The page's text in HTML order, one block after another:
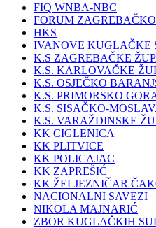
FIQ WNBA-NBC
FORUM
HKS
IVANOVE KUGLAČKE
K.S ZAGREBAČKE
K.S. KARLOVAČKE
K.S. OSJEČKO
K.S. PRIMORSKO
K.S. SISAČKO-
K.S. VARAŽDINSKE
KK CIGLENICA
KK PLITVICE
KK POLICAJAC
KK ZAPREŠIĆ
KK ŽELJEZNIČAR
NACIONALNI SAVEZI
NIKOLA MAJNARIĆ
ZBOR KUGLAČKIH